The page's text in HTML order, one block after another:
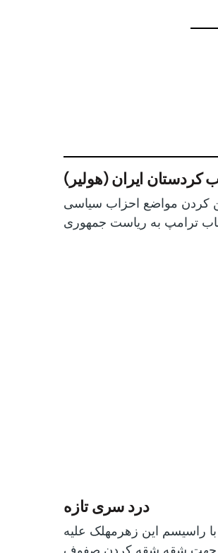
ایران (هولیر)
کردن مواضع احزاب سیاسی
ترامپ به ریاست جمهوری
درد سری تازه
راسیسم این زهرمهلک علیه
جهت شقه شقه کردن صفوف